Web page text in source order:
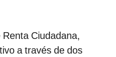
Ciudadana,
a través de dos